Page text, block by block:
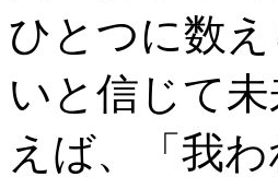
ひとつに数
いと信じて
えば、「我